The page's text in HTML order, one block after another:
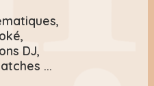
DJ,
...